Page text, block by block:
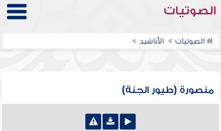
الصوتيات
الصوتيات الأناشيد
منصورة (طيور الجنة)